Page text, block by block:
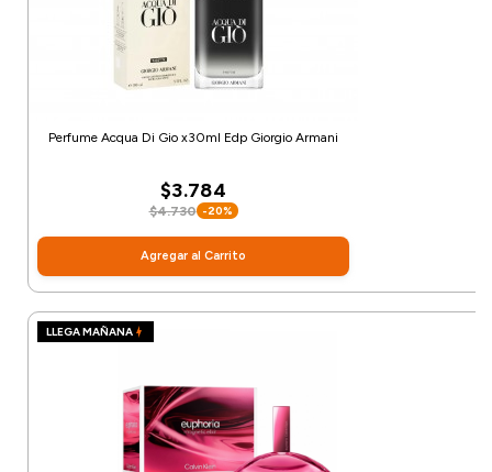
Perfume Acqua Di Gio x30ml Edp Giorgio Armani
$3.784
$4.730 -20%
Agregar al Carrito
LLEGA MAÑANA